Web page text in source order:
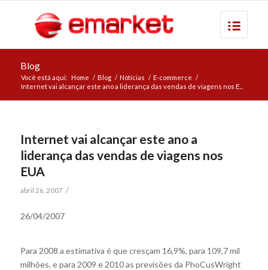
Blog
Você está aqui: Home / Blog / Notícias / E-commerce /
Internet vai alcançar este ano a liderança das vendas de viagens nos E...
Internet vai alcançar este ano a
liderança das vendas de viagens nos
EUA
abril 26, 2007 /
26/04/2007
Para 2008 a estimativa é que cresçam 16,9%, para 109,7 mil
milhões, e para 2009 e 2010 as previsões da PhoCusWright